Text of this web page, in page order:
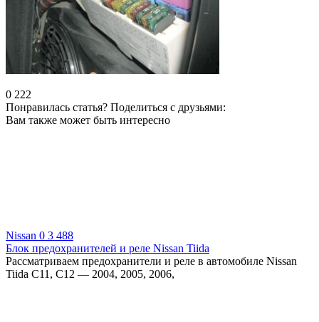
0 222
Понравилась статья? Поделиться с друзьями:
Вам также может быть интересно
Nissan 0 3 488
Блок предохранителей и реле Nissan Tiida
Рассматриваем предохранители и реле в автомобиле Nissan
Tiida С11, С12 — 2004, 2005, 2006,